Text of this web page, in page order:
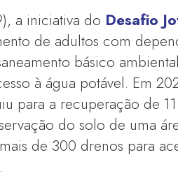
a iniciativa do Desafio
de adultos com
básico
à água potável. Em
para a recuperação de
do solo de uma
de 300 drenos para